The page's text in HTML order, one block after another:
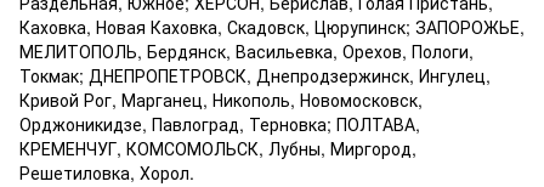
Каховка, Новая Каховка, Скадовск, Цюрупинск; ЗАПОРОЖЬЕ,
МЕЛИТОПОЛЬ, Бердянск, Васильевка, Орехов, Пологи,
Токмак; ДНЕПРОПЕТРОВСК, Днепродзержинск, Ингулец,
Кривой Рог, Марганец, Никополь, Новомосковск,
Орджоникидзе, Павлоград, Терновка; ПОЛТАВА,
КРЕМЕНЧУГ, КОМСОМОЛЬСК, Лубны, Миргород,
Решетиловка, Хорол.